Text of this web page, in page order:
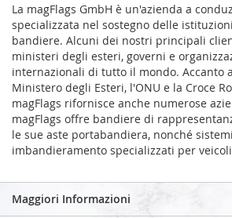
La magFlags GmbH è un'azienda a
specializzata nel sostegno delle
bandiere. Alcuni dei nostri principali
ministeri degli esteri, governi e
internazionali di tutto il mondo. Accanto
Ministero degli Esteri, l'ONU e la Croce
magFlags rifornisce anche numerose
magFlags offre bandiere di
le sue aste portabandiera, nonché
imbandieramento specializzati per
Maggiori Informazioni